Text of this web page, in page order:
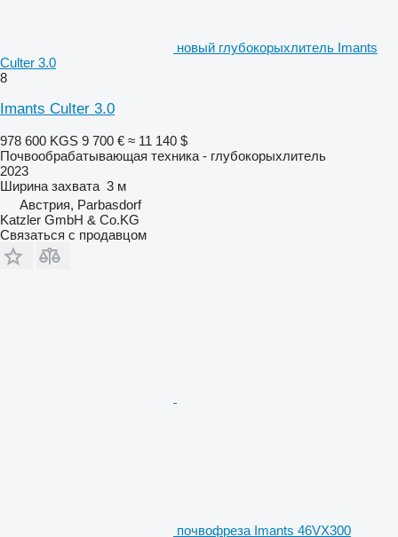
новый глубокорыхлитель Imants
Culter 3.0
8
Imants Culter 3.0
978 600 KGS 9 700 € ≈ 11 140 $
Почвообрабатывающая техника - глубокорыхлитель
2023
Ширина захвата 3 м
Австрия, Parbasdorf
Katzler GmbH & Co.KG
Связаться с продавцом
почвофреза Imants 46VX300